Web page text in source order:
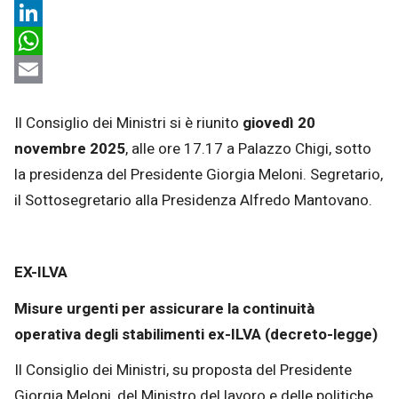
X
LinkedIn
WhatsApp
Il Consiglio dei Ministri si è riunito giovedì 20
novembre 2025, alle ore 17.17 a Palazzo Chigi, sotto
la presidenza del Presidente Giorgia Meloni. Segretario,
il Sottosegretario alla Presidenza Alfredo Mantovano.
EX-ILVA
Misure urgenti per assicurare la continuità
operativa degli stabilimenti ex-ILVA (decreto-legge)
Il Consiglio dei Ministri, su proposta del Presidente